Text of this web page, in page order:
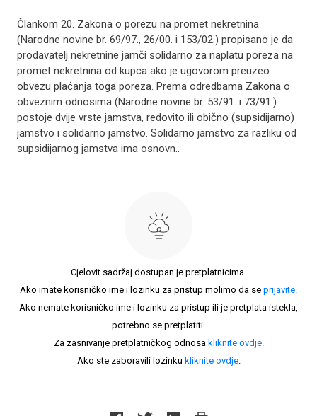
Člankom 20. Zakona o porezu na promet nekretnina
(Narodne novine br. 69/97., 26/00. i 153/02.) propisano je da
prodavatelj nekretnine jamči solidarno za naplatu poreza na
promet nekretnina od kupca ako je ugovorom preuzeo
obvezu plaćanja toga poreza. Prema odredbama Zakona o
obveznim odnosima (Narodne novine br. 53/91. i 73/91.)
postoje dvije vrste jamstva, redovito ili obično (supsidijarno)
jamstvo i solidarno jamstvo. Solidarno jamstvo za razliku od
supsidijarnog jamstva ima osnovn..
Cjelovit sadržaj dostupan je pretplatnicima.
Ako imate korisničko ime i lozinku za pristup molimo da se prijavite.
Ako nemate korisničko ime i lozinku za pristup ili je pretplata istekla,
potrebno se pretplatiti.
Za zasnivanje pretplatničkog odnosa kliknite ovdje.
Ako ste zaboravili lozinku kliknite ovdje.